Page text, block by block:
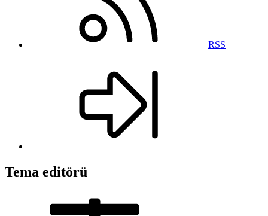
RSS
Tema editörü